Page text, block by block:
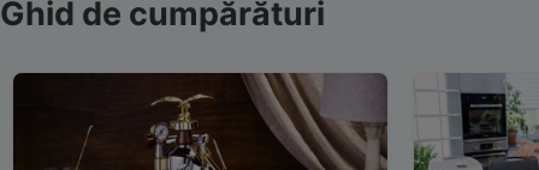
Ghid de cumpărături